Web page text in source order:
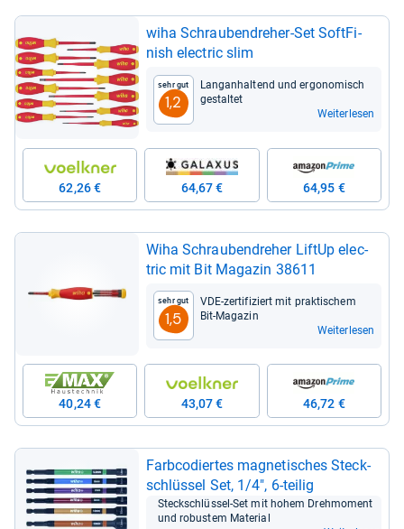
wiha Schrau­ben­dre­her-​Set Soft­Fi­
nish elec­tric slim
Sehr gut
1,2
Lan­gan­hal­tend und ergo­no­misch
gestal­tet
Weiterlesen
62,26 € 64,67 € 64,95 €
Wiha Schrau­ben­dre­her Lif­tUp elec­
tric mit Bit Maga­zin 38611
Sehr gut
1,5
VDE-​zer­ti­fi­ziert mit prak­ti­schem
Bit-​Maga­zin
Weiterlesen
40,24 € 43,07 € 46,72 €
Farb­co­dier­tes magne­ti­sches Steck­
schlüs­sel Set, 1/4", 6-​tei­lig
Steck­schlüs­sel-​Set mit hohem Dreh­mo­ment
und robus­tem Mate­rial